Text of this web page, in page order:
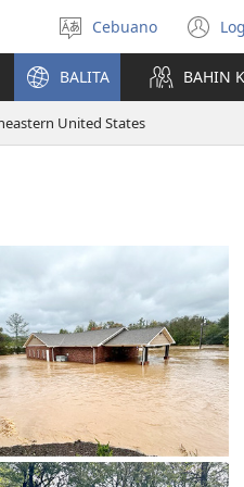
Pagpilig
pinulongan
Cebuano
BALITA BAHIN
United States